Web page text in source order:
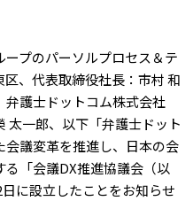
プのパーソルプロセス＆テ
、代表取締役社長：市村 和
護士ドットコム株式会社
太一郎、以下「弁護士ドット
議変革を推進し、日本の会
「会議DX推進協議会（以
に設立したことをお知らせ